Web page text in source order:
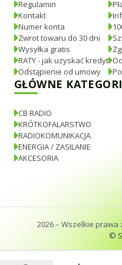
Regulamin
Kontakt
Numer konta
Zwrot towaru do 30 dni
Wysyłka gratis
RATY - jak uzyskać kredyt
Odstąpienie od umowy
GŁÓWNE
CB RADIO
KRÓTKOFALARSTWO
RADIOKOMUNIKACJA
ENERGIA / ZASILANIE
AKCESORIA
2026– Wszelkie prawa
©